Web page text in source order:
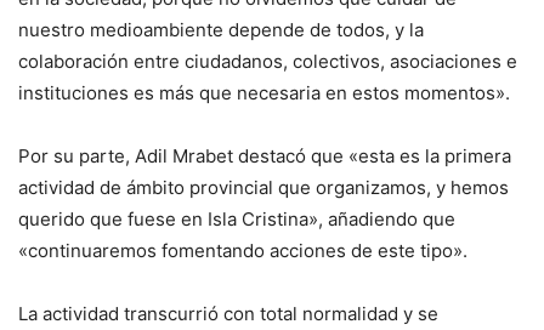
nuestro medioambiente depende de todos, y la
colaboración entre ciudadanos, colectivos, asociaciones e
instituciones es más que necesaria en estos momentos».
Por su parte, Adil Mrabet destacó que «esta es la primera
actividad de ámbito provincial que organizamos, y hemos
querido que fuese en Isla Cristina», añadiendo que
«continuaremos fomentando acciones de este tipo».
La actividad transcurrió con total normalidad y se